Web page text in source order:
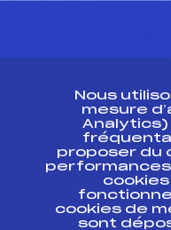
ESPACE PRESSE
Ressources
Pass’Neige
Projet sportif
Projet de
Nous
mesure
Analytics)
proposer du
performances
cookies de
sont